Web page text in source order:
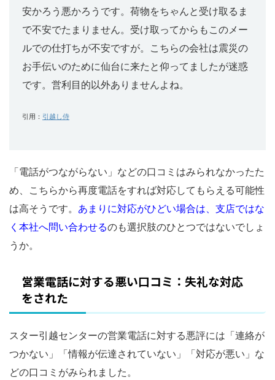
安かろう悪かろうです。荷物をちゃんと受け取るま
で不安でたまりません。受け取ってからもこのメー
ルでの仕打ちが不安ですが。こちらの会社は震災の
お手伝いのために仙台に来たと仰ってましたが迷惑
です。営利目的以外ありませんよね。
引用： 引越し侍
「電話がつながらない」などの口コミはみられなかったた
め、こちらから再度電話をすれば対応してもらえる可能性
は高そうです。 あまりに対応がひどい場合は、支店ではな
く本社へ問い合わせるのも選択肢のひとつではないでしょ
うか。
営業電話に対する悪い口コミ：失礼な対応
をされた
スター引越センターの営業電話に対する悪評には「連絡が
つかない」「情報が伝達されていない」「対応が悪い」な
どの口コミがみられました。